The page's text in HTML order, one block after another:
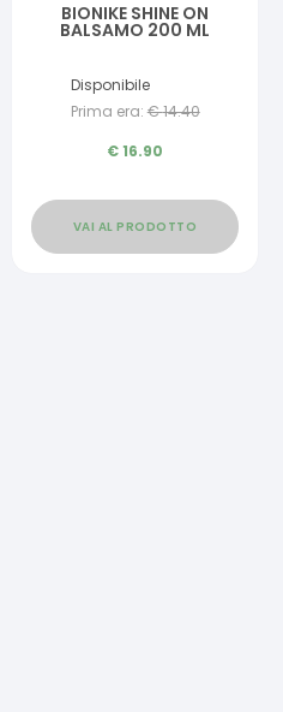
BIONIKE SHINE ON
BALSAMO 200 ML
Disponibile
Prima era: €14.40
€16.90
VAI AL PRODOTTO